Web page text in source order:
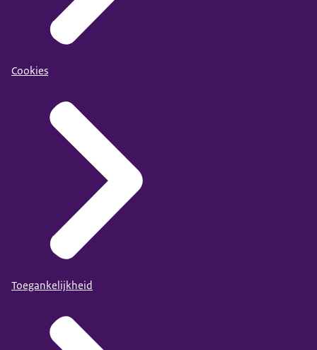
Cookies
Toegankelijkheid